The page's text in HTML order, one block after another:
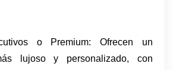
o Premium: Ofrecen un
lujoso y personalizado, con